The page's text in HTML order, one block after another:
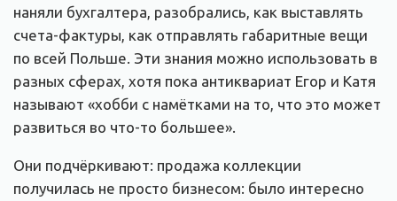
наняли бухгалтера, разобрались, как выставлять
счета-фактуры, как отправлять габаритные вещи
по всей Польше. Эти знания можно использовать в
разных сферах, хотя пока антиквариат Егор и Катя
называют «хобби с намётками на то, что это может
развиться во что-то большее».
Они подчёркивают: продажа коллекции
получилась не просто бизнесом: было интересно